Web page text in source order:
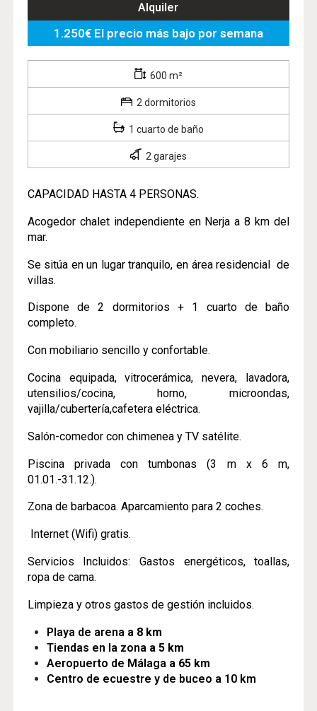
Alquiler
1.250€ El precio más bajo por semana
600 m²
2 dormitorios
1 cuarto de baño
2 garajes
CAPACIDAD HASTA 4 PERSONAS.
Acogedor chalet independiente en Nerja a 8 km del
mar.
Se sitúa en un lugar tranquilo, en área residencial de
villas.
Dispone de 2 dormitorios + 1 cuarto de baño
completo.
Con mobiliario sencillo y confortable.
Cocina equipada, vitrocerámica, nevera, lavadora,
utensilios/cocina, horno, microondas,
vajilla/cubertería,cafetera eléctrica.
Salón-comedor con chimenea y TV satélite.
Piscina privada con tumbonas (3 m x 6 m,
01.01.-31.12.).
Zona de barbacoa. Aparcamiento para 2 coches.
Internet (Wifi) gratis.
Servicios Incluidos: Gastos energéticos, toallas,
ropa de cama.
Limpieza y otros gastos de gestión incluidos.
Playa de arena a 8 km
Tiendas en la zona a 5 km
Aeropuerto de Málaga a 65 km
Centro de ecuestre y de buceo a 10 km